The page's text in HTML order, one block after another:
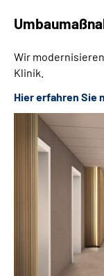
Wir
Klinik.
Hier erfahren Sie